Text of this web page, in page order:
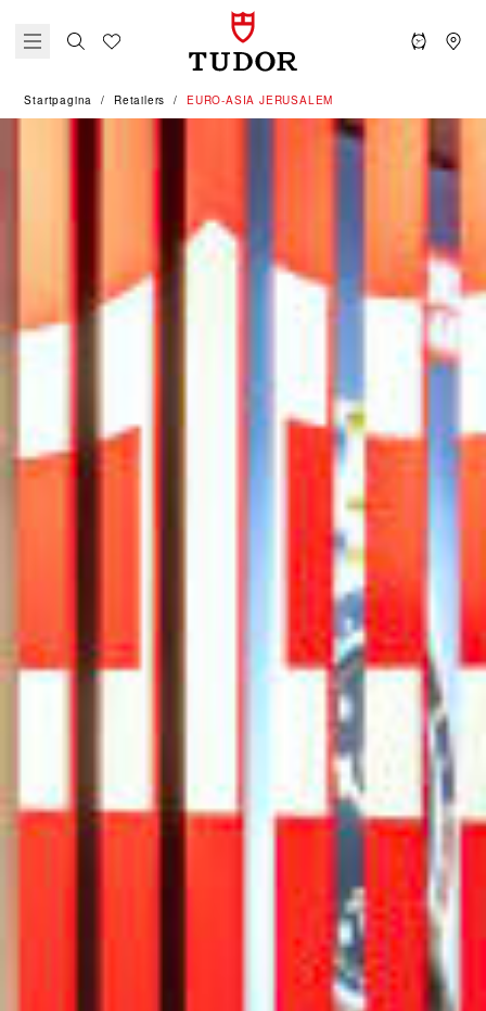
Startpagina Retailers ‭EURO-ASIA JERUSALEM‬